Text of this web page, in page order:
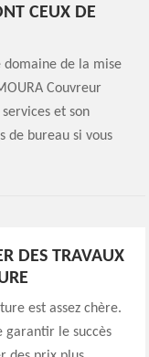
CEUX DE
domaine de la mise
Couvreur
et son
de bureau si vous
DES TRAVAUX
est assez chère.
garantir le succès